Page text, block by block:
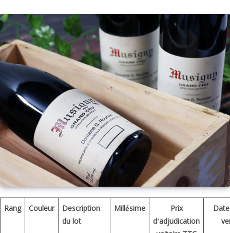
Rang Couleur
Description
du lot
Millésime
Prix
d’adjudication